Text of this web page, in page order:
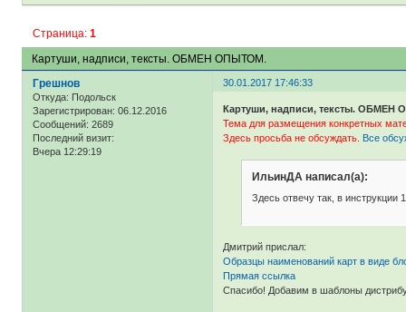
Картуши, надписи, тексты. ОБМЕН ОПЫТОМ.
Страница:1
30.01.2017 17:46:33
Грешнов
Откуда: Подольск
Зарегистрирован: 06.12.2016
Сообщений: 2689
Последний визит:
Вчера 12:29:19
Картуши, надписи, тексты. ОБМЕН
Тема для размещения конкретных
Здесь просьба не обсуждать. Все
ИльинДА написал(а):
Здесь отвечу так, в
Дмитрий прислал:
Образцы наименований карт в виде
Прямая ссылка
Спасибо! Добавим в шаблоны